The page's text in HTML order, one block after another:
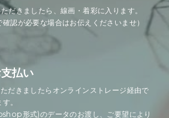
だきましたら、線画・着彩に入ります。
確認が必要な場合はお伝えくださいませ）
払い
だきましたらオンラインストレージ経由で
。
形式)のデータのお渡し、ご要望により